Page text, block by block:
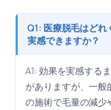
Q1: 医療脱毛はど
実感できますか？
A1: 効果を実感する
がありますが、一
の施術で毛量の減